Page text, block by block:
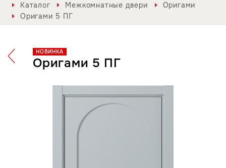
Каталог Межкомнатные двери
Оригами
Оригами 5 ПГ
НОВИНКА
Оригами 5 ПГ